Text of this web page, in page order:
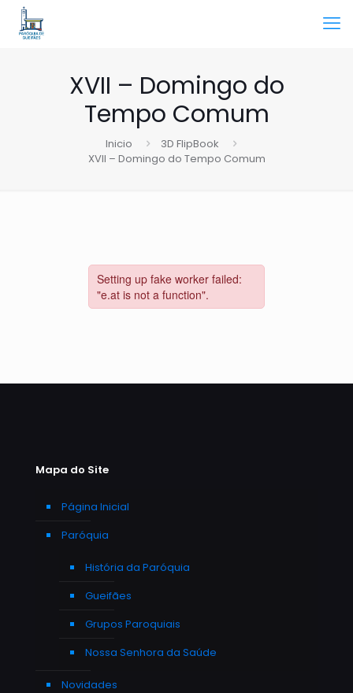
XVII – Domingo do
Tempo Comum
Inicio
3D FlipBook
XVII – Domingo do Tempo Comum
Mapa do Site
Página Inicial
Paróquia
História da Paróquia
Gueifães
Grupos Paroquiais
Nossa Senhora da Saúde
Novidades